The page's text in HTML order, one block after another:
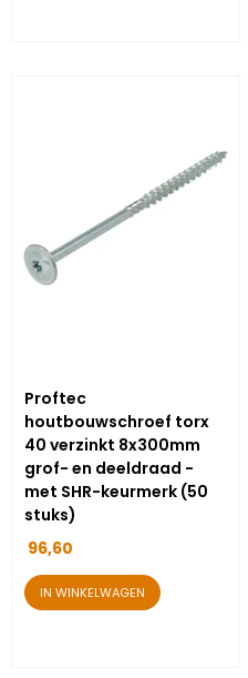
Proftec
houtbouwschroef torx
40 verzinkt 8x300mm
grof- en deeldraad -
met SHR-keurmerk (50
stuks)
96,60
IN WINKELWAGEN